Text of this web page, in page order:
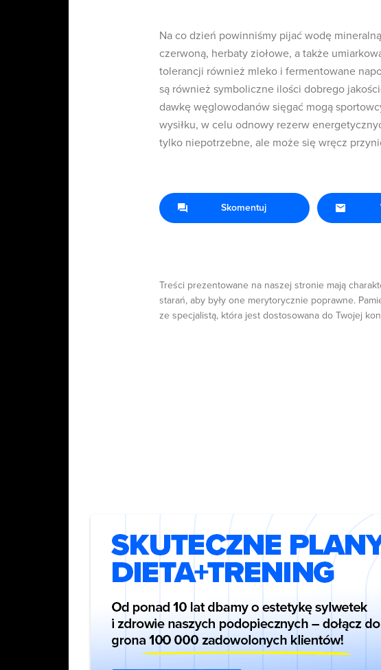
Na co dzień powinniśmy pijać wodę
czerwoną, herbaty ziołowe, a także
tolerancji również mleko i fermentowane
są również symboliczne ilości dobrego
dawkę węglowodanów sięgać mogą
wysiłku, w celu odnowy rezerw
tylko niepotrzebne, ale może się wręcz
Treści prezentowane na naszej stronie mają
starań, aby były one merytorycznie poprawne.
ze specjalistą, która jest dostosowana do Twojej
Skomentuj